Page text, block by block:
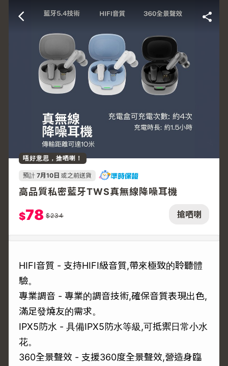
搶哂喇
唔好意思，搶哂喇！
預計 7月10日 或之前送貨
高品質私密藍牙TWS真無線降噪耳機
$78 $234
HIFI音質 - 支持HIFI級音質,帶來極致的聆聽體
驗。
專業調音 - 專業的調音技術,確保音質表現出色,
滿足發燒友的需求。
IPX5防水 - 具備IPX5防水等級,可抵禦日常小水
花。
360全景聲效 - 支援360度全景聲效,營造身臨